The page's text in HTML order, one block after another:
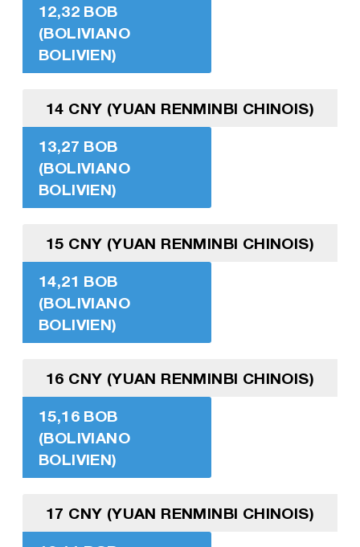
12,32 BOB
(BOLIVIANO
BOLIVIEN)
14 CNY (YUAN RENMINBI CHINOIS)
13,27 BOB
(BOLIVIANO
BOLIVIEN)
15 CNY (YUAN RENMINBI CHINOIS)
14,21 BOB
(BOLIVIANO
BOLIVIEN)
16 CNY (YUAN RENMINBI CHINOIS)
15,16 BOB
(BOLIVIANO
BOLIVIEN)
17 CNY (YUAN RENMINBI CHINOIS)